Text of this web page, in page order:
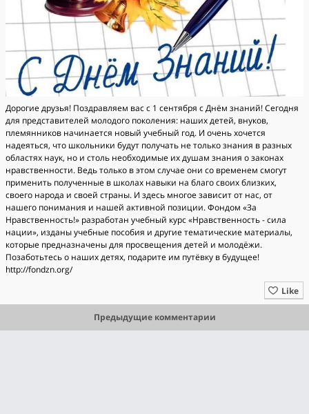
Дорогие друзья! Поздравляем вас с 1 сентября с Днём знаний! Сегодня
для представителей молодого поколения: наших детей, внуков,
племянников начинается новый учебный год. И очень хочется
надеяться, что школьники будут получать не только знания в разных
областях наук, но и столь необходимые их душам знания о законах
нравственности. Ведь только в этом случае они со временем смогут
применить полученные в школах навыки на благо своих близких,
своего народа и своей страны. И здесь многое зависит от нас, от
нашего понимания и нашей активной позиции. Фондом «За
Нравственность!» разработан учебный курс «Нравственность - сила
нации», изданы учебные пособия и другие тематические материалы,
которые предназначены для просвещения детей и молодёжи.
Позаботьтесь о наших детях, подарите им путёвку в будущее!
http://fondzn.org/
Like
Предыдущие комментарии